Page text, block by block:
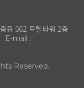
동 562 트릴타워 2층
E-mail :
Reserved.